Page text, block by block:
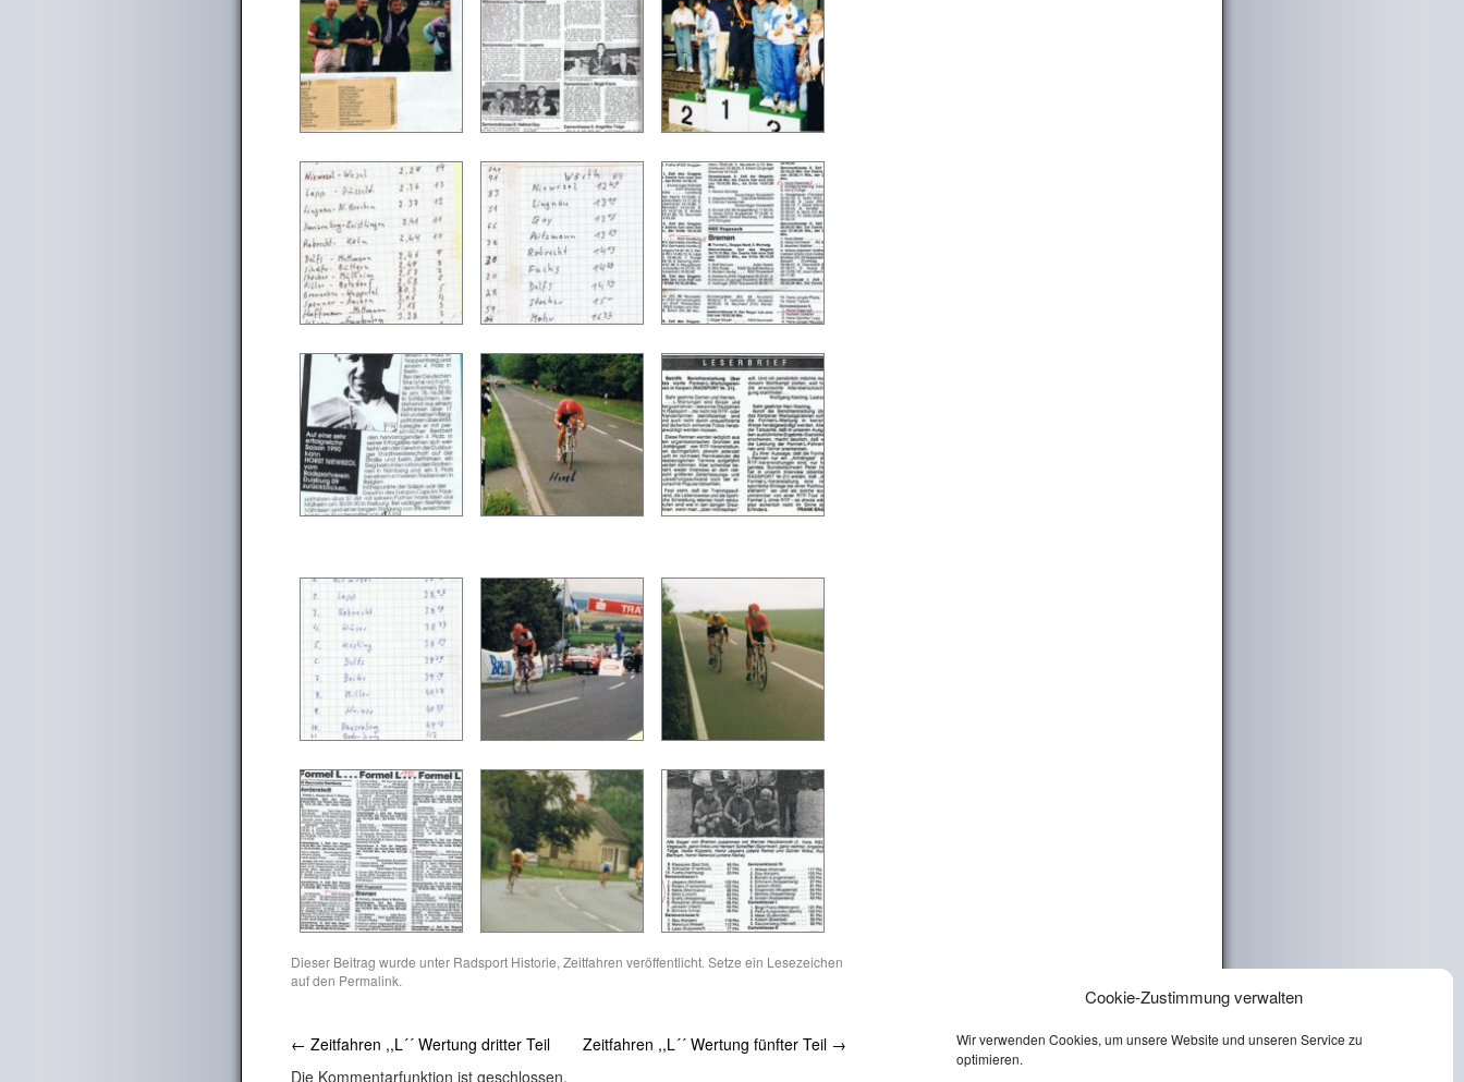
Cookie-Zustimmung verwalten
Wir verwenden Cookies, um unsere Website und unseren Service zu
optimieren.
Dieser Beitrag wurde unter Radsport Historie, Zeitfahren veröffentlicht. Setze ein Lesezeichen
auf den Permalink.
← Zeitfahren ,,L´´ Wertung dritter Teil Zeitfahren ,,L´´ Wertung fünfter Teil →
Die Kommentarfunktion ist geschlossen.